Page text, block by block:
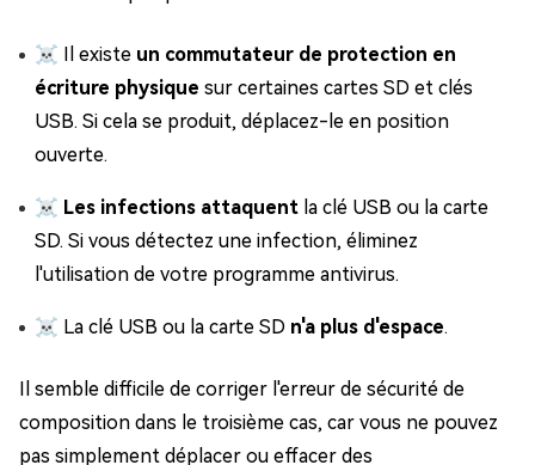
☠ Il existe un commutateur de protection en
écriture physique sur certaines cartes SD et clés
USB. Si cela se produit, déplacez-le en position
ouverte.
☠ Les infections attaquent la clé USB ou la carte
SD. Si vous détectez une infection, éliminez
l'utilisation de votre programme antivirus.
☠ La clé USB ou la carte SD n'a plus d'espace.
Il semble difficile de corriger l'erreur de sécurité de
composition dans le troisième cas, car vous ne pouvez
pas simplement déplacer ou effacer des